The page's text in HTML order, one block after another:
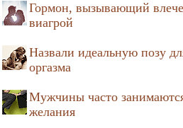
Гормон, вызывающий
виагрой
Назвали идеальную позу
оргазма
Мужчины часто
желания